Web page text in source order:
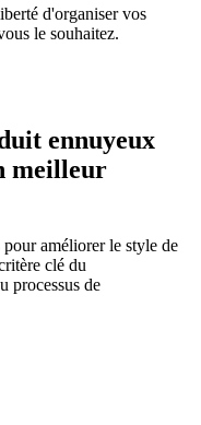
d'organiser vos
le souhaitez.
ennuyeux
meilleur
améliorer le style de
clé du
processus de